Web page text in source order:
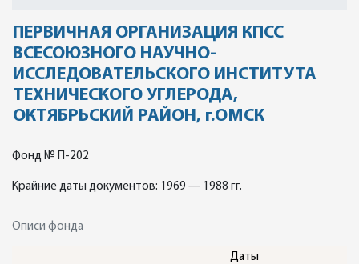
ПЕРВИЧНАЯ ОРГАНИЗАЦИЯ КПСС
ВСЕСОЮЗНОГО НАУЧНО-
ИССЛЕДОВАТЕЛЬСКОГО ИНСТИТУТА
ТЕХНИЧЕСКОГО УГЛЕРОДА,
ОКТЯБРЬСКИЙ РАЙОН, г.ОМСК
Фонд № П-202
Крайние даты документов: 1969 — 1988 гг.
Описи фонда
Даты